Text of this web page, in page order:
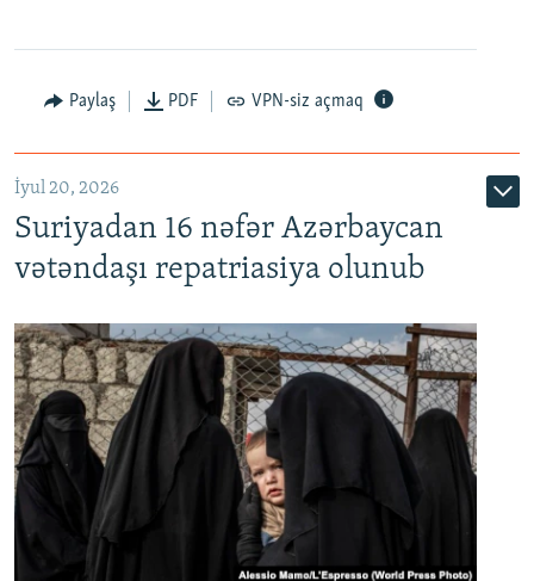
Auto
Paylaş PDF VPN-siz açmaq
İyul 20, 2026
Suriyadan 16 nəfər Azərbaycan
vətəndaşı repatriasiya olunub